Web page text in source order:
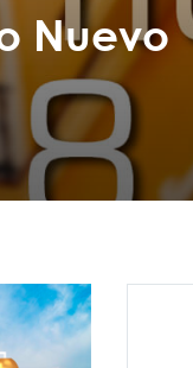
Nuevo